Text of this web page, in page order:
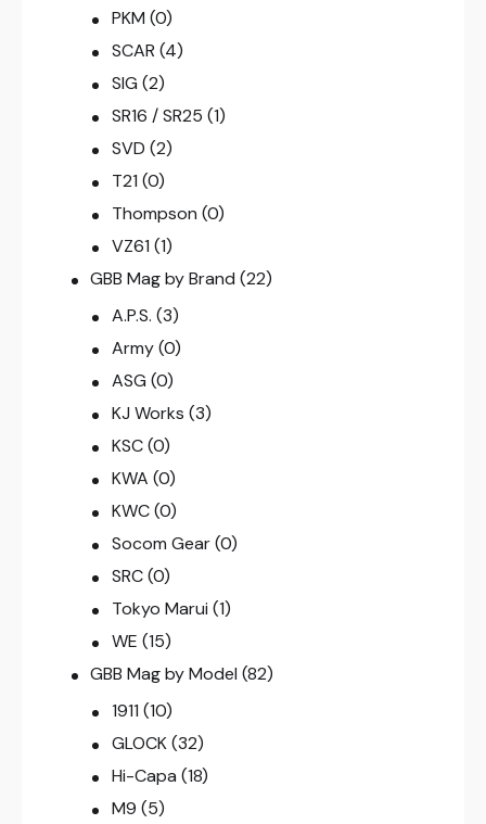
PKM (0)
SCAR (4)
SIG (2)
SR16 / SR25 (1)
SVD (2)
T21 (0)
Thompson (0)
VZ61 (1)
GBB Mag by Brand (22)
A.P.S. (3)
Army (0)
ASG (0)
KJ Works (3)
KSC (0)
KWA (0)
KWC (0)
Socom Gear (0)
SRC (0)
Tokyo Marui (1)
WE (15)
GBB Mag by Model (82)
1911 (10)
GLOCK (32)
Hi-Capa (18)
M9 (5)